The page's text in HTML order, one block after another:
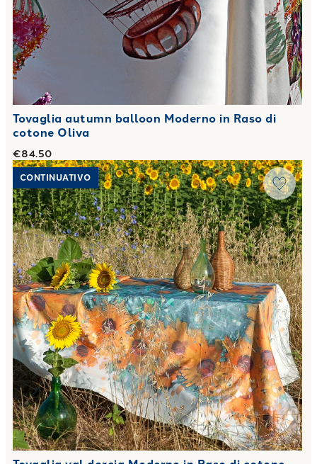
Tovaglia autumn balloon Moderno in Raso di
cotone Oliva
€84.50
Link to "Tovaglia val dorcia Moderno in Raso di cotone
CONTINUATIVO